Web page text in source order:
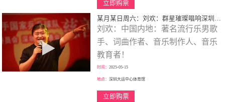
立即购票
某月某日周六：刘欢：群星璀璨唱响深圳、歌颂一代伟人、巡回大型演唱会！
刘欢：中国内地：著名流行乐男歌
手、词曲作者、音乐制作人、音乐
教育者！
时间：2025-05-15
地点：深圳大运中心体育馆
立即购票